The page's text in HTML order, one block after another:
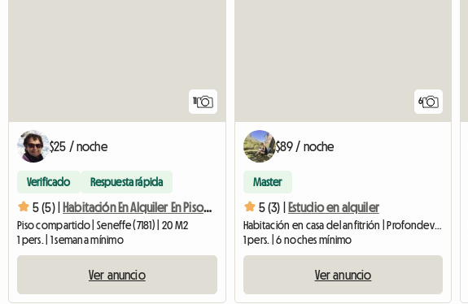
11
$25 / noche
Verificado Respuesta rápida
5 (5) | Habitación En Alquiler En Piso Compartido Con Baño Privado
Piso compartido | Seneffe (7181) | 20 M2
1 pers. | 1 semana mínimo
Ver anuncio
6
$89 / noche
Master
5 (3) | Estudio en alquiler
Habitación en casa del anfitrión | Profondeville (5170) | 25 M2
1 pers. | 6 noches mínimo
Ver anuncio